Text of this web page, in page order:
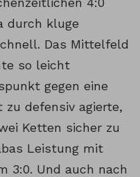
durch kluge
Das Mittelfeld
so leicht
gegen eine
defensiv agierte,
Ketten sicher zu
Leistung mit
3:0. Und auch nach